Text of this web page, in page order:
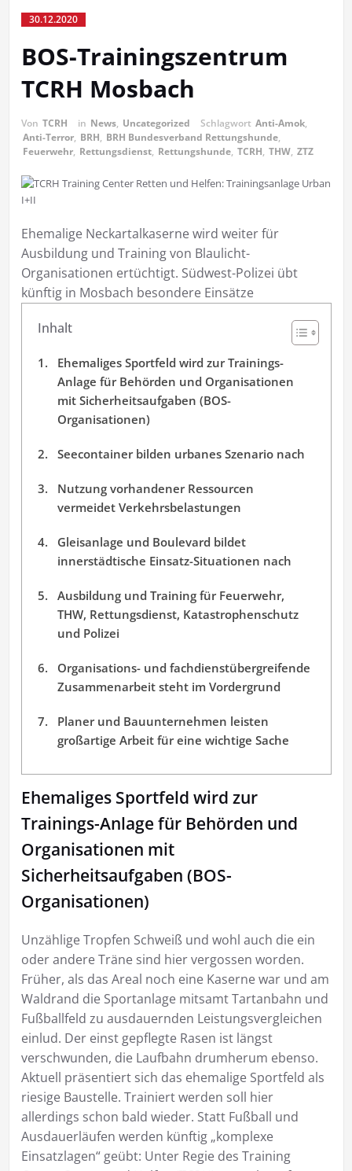
30.12.2020
BOS-Trainingszentrum
TCRH Mosbach
Von TCRH in News, Uncategorized Schlagwort Anti-Amok,
Anti-Terror, BRH, BRH Bundesverband Rettungshunde,
Feuerwehr, Rettungsdienst, Rettungshunde, TCRH, THW, ZTZ
Ehemalige Neckartalkaserne wird weiter für
Ausbildung und Training von Blaulicht-
Organisationen ertüchtigt. Südwest-Polizei übt
künftig in Mosbach besondere Einsätze
Inhalt
Ehemaliges Sportfeld wird zur Trainings-
Anlage für Behörden und Organisationen
mit Sicherheitsaufgaben (BOS-
Organisationen)
Seecontainer bilden urbanes Szenario nach
Nutzung vorhandener Ressourcen
vermeidet Verkehrsbelastungen
Gleisanlage und Boulevard bildet
innerstädtische Einsatz-Situationen nach
Ausbildung und Training für Feuerwehr,
THW, Rettungsdienst, Katastrophenschutz
und Polizei
Organisations- und fachdienstübergreifende
Zusammenarbeit steht im Vordergrund
Planer und Bauunternehmen leisten
großartige Arbeit für eine wichtige Sache
Ehemaliges Sportfeld wird zur
Trainings-Anlage für Behörden und
Organisationen mit
Sicherheitsaufgaben (BOS-
Organisationen)
Unzählige Tropfen Schweiß und wohl auch die ein
oder andere Träne sind hier vergossen worden.
Früher, als das Areal noch eine Kaserne war und am
Waldrand die Sportanlage mitsamt Tartanbahn und
Fußballfeld zu ausdauernden Leistungsvergleichen
einlud. Der einst gepflegte Rasen ist längst
verschwunden, die Laufbahn drumherum ebenso.
Aktuell präsentiert sich das ehemalige Sportfeld als
riesige Baustelle. Trainiert werden soll hier
allerdings schon bald wieder. Statt Fußball und
Ausdauerläufen werden künftig „komplexe
Einsatzlagen“ geübt: Unter Regie des Training